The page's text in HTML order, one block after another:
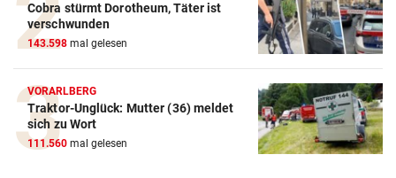
Cobra stürmt Dorotheum, Täter ist
verschwunden
143.598 mal gelesen
VORARLBERG
Traktor-Unglück: Mutter (36) meldet
sich zu Wort
111.560 mal gelesen